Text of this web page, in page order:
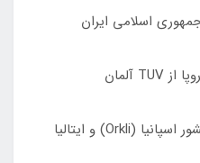
اسلامی ایران
قطعات مهم و ایمنی ساخت کشور اسپانیا (Orkli) و ایتالیا